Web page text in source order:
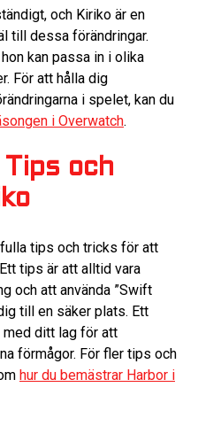
och Kiriko är en
till dessa förändringar.
kan passa in i olika
För att hålla dig
i spelet, kan du
i Overwatch.
och
tips och tricks för att
tips är att alltid vara
och att använda ”Swift
till en säker plats. Ett
med ditt lag för att
förmågor. För fler tips och
hur du bemästrar Harbor i